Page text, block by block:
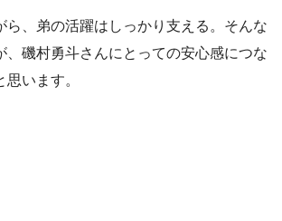
ら、弟の活躍はしっかり支える。そんな
、磯村勇斗さんにとっての安心感につな
います。